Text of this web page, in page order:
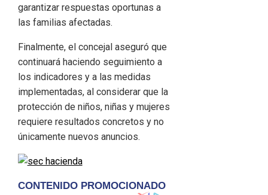
garantizar respuestas oportunas a
las familias afectadas.
Finalmente, el concejal aseguró que
continuará haciendo seguimiento a
los indicadores y a las medidas
implementadas, al considerar que la
protección de niños, niñas y mujeres
requiere resultados concretos y no
únicamente nuevos anuncios.